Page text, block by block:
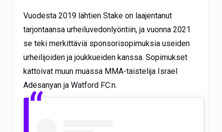
Vuodesta 2019 lähtien Stake on laajentanut
tarjontaansa urheiluvedonlyöntiin, ja vuonna 2021
se teki merkittäviä sponsorisopimuksia useiden
urheilijoiden ja joukkueiden kanssa. Sopimukset
kattoivat muun muassa MMA-taistelija Israel
Adesanyan ja Watford FC:n.